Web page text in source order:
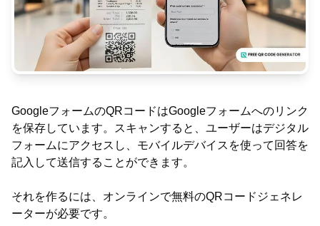
GoogleフォームのQRコードはGoogleフォームへのリンク
を保存しています。スキャンすると、ユーザーはデジタル
フォームにアクセスし、モバイルデバイスを使って回答を
記入して送信することができます。
それを作るには、オンラインで無料のQRコードジェネレ
ーターが必要です。